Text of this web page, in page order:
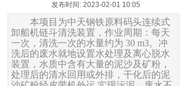
发布时间: 2023-02-01 10:05
本项目为中天钢铁原料码头连续式
卸船机链斗清洗装置，作业周期：每天
一次，清洗一次的水量约为 30 m3。冲
洗后的废水就地设置水处理及离心脱水
装置，水质中含有大量的泥沙及矿粉，
处理后的清水回用或外排，干化后的泥